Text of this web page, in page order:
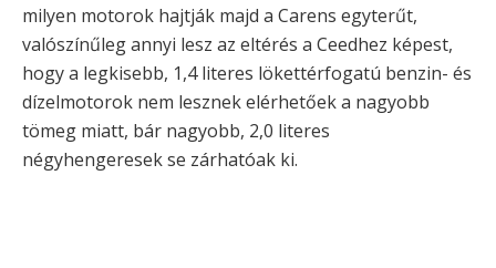
milyen motorok hajtják majd a Carens egyterűt,
valószínűleg annyi lesz az eltérés a Ceedhez képest,
hogy a legkisebb, 1,4 literes lökettérfogatú benzin- és
dízelmotorok nem lesznek elérhetőek a nagyobb
tömeg miatt, bár nagyobb, 2,0 literes
négyhengeresek se zárhatóak ki.